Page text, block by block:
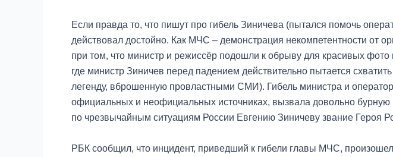
Если правда то, что пишут про гибель Зиничева (пытался помочь
действовал достойно. Как МЧС – демонстрация некомпетентности
при том, что министр и режиссёр подошли к обрыву для красивых
где министр Зиничев перед падением действительно пытается
легенду, вброшенную провластными СМИ). Гибель министра и
официальных и неофициальных источниках, вызвала довольно
по чрезвычайным ситуациям России Евгению Зиничеву звание Героя
РБК сообщил, что инцидент, приведший к гибели главы МЧС,